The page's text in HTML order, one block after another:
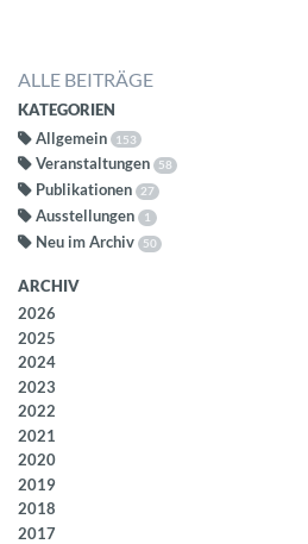
ALLE BEITRÄGE
KATEGORIEN
Allgemein 153
Veranstaltungen 58
Publikationen 27
Ausstellungen 1
Neu im Archiv 50
ARCHIV
2026
2025
2024
2023
2022
2021
2020
2019
2018
2017